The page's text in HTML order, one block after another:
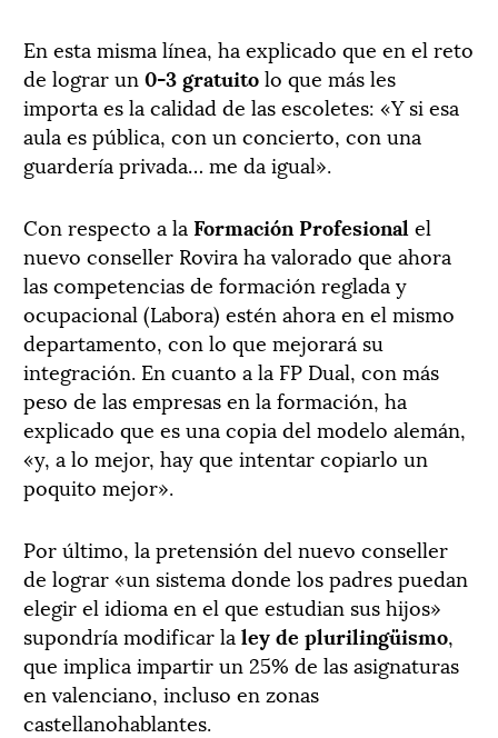
En esta misma línea, ha explicado que en el reto
de lograr un 0-3 gratuitolo que más les
importa es la calidad de las escoletes: «Y si esa
aula es pública, con un concierto, con una
guardería privada… me da igual».
Con respecto a la Formación Profesional el
nuevo conseller Rovira ha valorado que ahora
las competencias de formación reglada y
ocupacional (Labora) estén ahora en el mismo
departamento, con lo que mejorará su
integración. En cuanto a la FP Dual, con más
peso de las empresas en la formación, ha
explicado que es una copia del modelo alemán,
«y, a lo mejor, hay que intentar copiarlo un
poquito mejor».
Por último, la pretensión del nuevo conseller
de lograr «un sistema donde los padres puedan
elegir el idioma en el que estudian sus hijos»
supondría modificar la ley de plurilingüismo,
que implica impartir un 25% de las asignaturas
en valenciano, incluso en zonas
castellanohablantes.